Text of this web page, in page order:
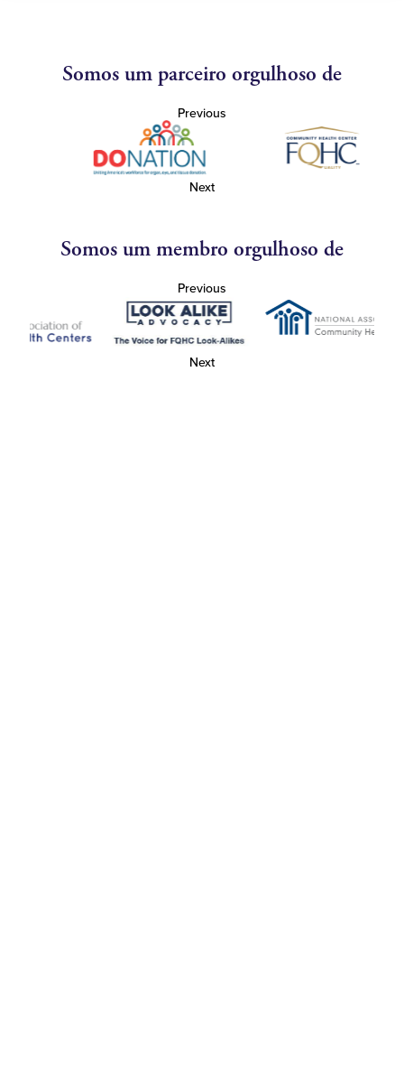
Somos um parceiro orgulhoso de
Previous
Next
Somos um membro orgulhoso de
Previous
Next